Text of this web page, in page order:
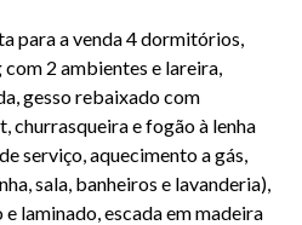
para a venda 4 dormitórios,
2 ambientes e lareira,
gesso rebaixado com
churrasqueira e fogão à lenha
serviço, aquecimento a gás,
sala, banheiros e lavanderia),
laminado, escada em madeira